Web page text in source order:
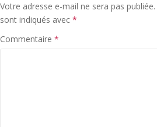
Votre adresse e-mail ne sera pas publiée.
sont indiqués avec *
Commentaire *